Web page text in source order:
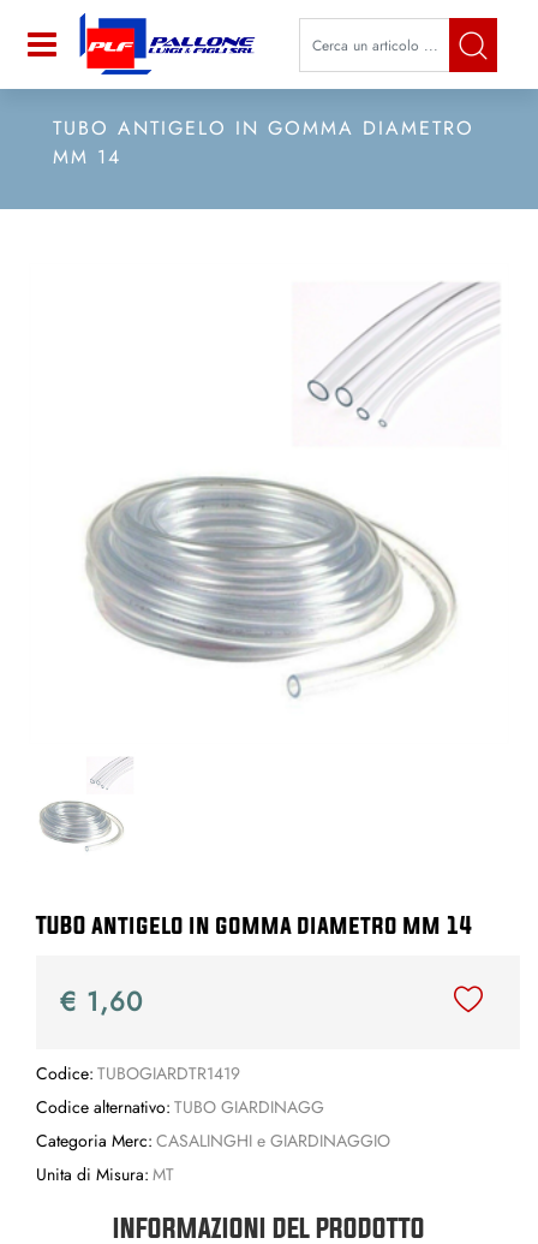
Open La modifica di un filtro
TUBO ANTIGELO IN GOMMA DIAMETRO
MM 14
TUBO antigelo in gomma diametro mm 14
€ 1,60
Codice: TUBOGIARDTR1419
Codice alternativo: TUBO GIARDINAGG
Categoria Merc: CASALINGHI e GIARDINAGGIO
Unita di Misura: MT
INFORMAZIONI DEL PRODOTTO